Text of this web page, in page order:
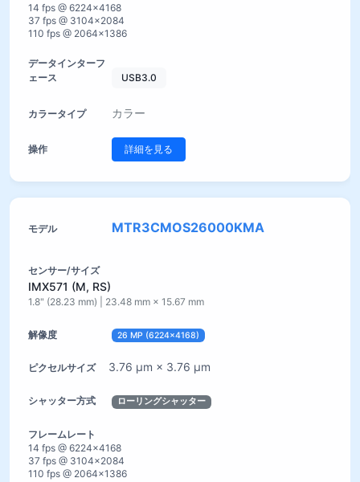
14 fps @ 6224×4168
37 fps @ 3104×2084
110 fps @ 2064×1386
USB3.0
カラー
詳細を見る
MTR3CMOS26000KMA
IMX571 (M, RS)
1.8" (28.23 mm) | 23.48 mm × 15.67 mm
26 MP (6224×4168)
3.76 µm × 3.76 µm
ローリングシャッター
14 fps @ 6224×4168
37 fps @ 3104×2084
110 fps @ 2064×1386